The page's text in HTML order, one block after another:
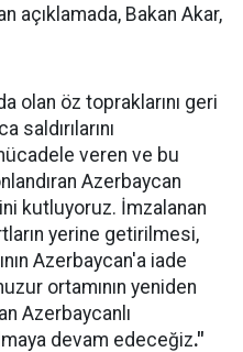
açıklamada, Bakan Akar,
olan öz topraklarını geri
saldırılarını
veren ve bu
Azerbaycan
kutluyoruz. İmzalanan
yerine getirilmesi,
Azerbaycan'a iade
ortamının yeniden
Azerbaycanlı
devam edeceğiz."